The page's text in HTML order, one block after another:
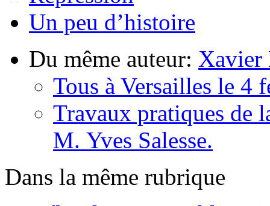
Un peu d’histoire
Du même auteur: Xavier
Tous à Versailles le 4
Travaux pratiques de
M. Yves Salesse.
Dans la même rubrique